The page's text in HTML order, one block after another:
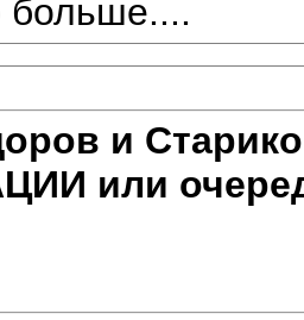
больше....
и
или